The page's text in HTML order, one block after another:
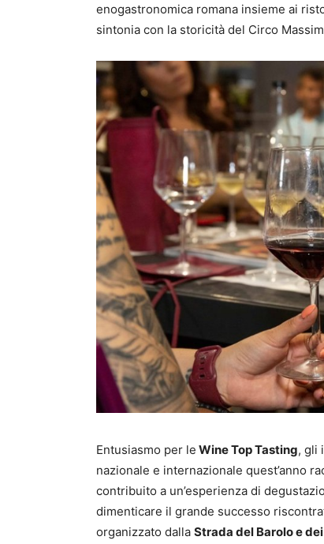
enogastronomica romana insieme ai
sintonia con la storicità del Circo
Entusiasmo per le Wine Top Tasting, gli
nazionale e internazionale quest’anno
contribuito a un’esperienza di
dimenticare il grande successo
organizzato dalla Strada del Barolo e